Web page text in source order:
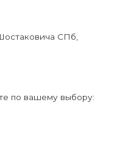
СПб,
по вашему выбору: